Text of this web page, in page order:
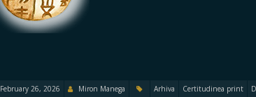
February 26, 2026 Miron Manega Arhiva Certitudinea print